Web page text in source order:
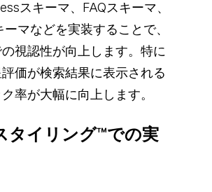
スキーマ、FAQスキーマ、
マなどを実装することで、
視認性が向上します。特に
価が検索結果に表示される
率が大幅に向上します。
タイリング™での実